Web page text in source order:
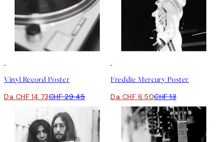
Vinyl Record Poster
Da CHF 14.73CHF 29.45
Freddie Mercury Poster
Da CHF 6.50CHF 13